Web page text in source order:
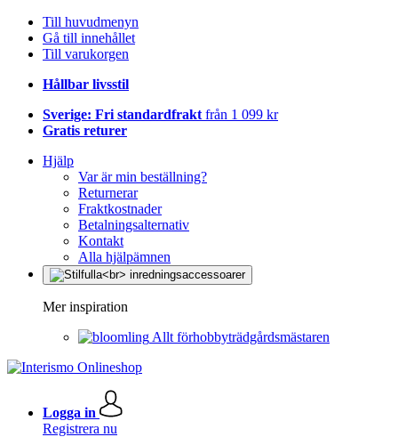
Till huvudmenyn
Gå till innehållet
Till varukorgen
Hållbar livsstil
Sverige: Fri standardfrakt från 1 099 kr
Gratis returer
Hjälp
Var är min beställning?
Returnerar
Fraktkostnader
Betalningsalternativ
Kontakt
Alla hjälpämnen
Mer inspiration
Allt förhobbyträdgårdsmästaren
Logga in
Registrera nu